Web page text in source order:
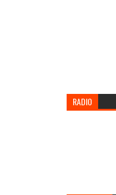
RADIO